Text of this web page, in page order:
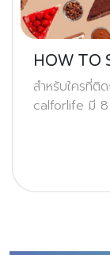
HOW TO
สำหรับใครที่ติ
calforlife มี 8